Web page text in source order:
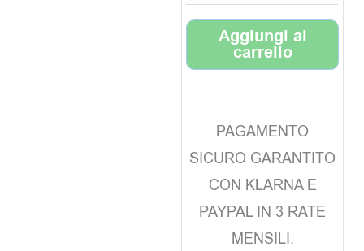
Aggiungi al
carrello
PAGAMENTO
SICURO GARANTITO
CON KLARNA E
PAYPAL IN 3 RATE
MENSILI: